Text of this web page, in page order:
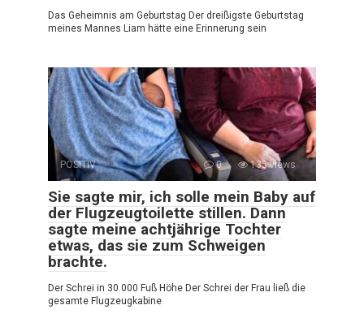
Das Geheimnis am Geburtstag Der dreißigste Geburtstag
meines Mannes Liam hätte eine Erinnerung sein
POSITIV 0 135 views
Sie sagte mir, ich solle mein Baby auf
der Flugzeugtoilette stillen. Dann
sagte meine achtjährige Tochter
etwas, das sie zum Schweigen
brachte.
Der Schrei in 30.000 Fuß Höhe Der Schrei der Frau ließ die
gesamte Flugzeugkabine